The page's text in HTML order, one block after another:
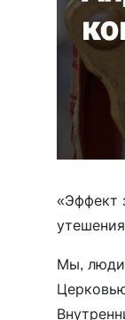
«Эффект
Мы, люди